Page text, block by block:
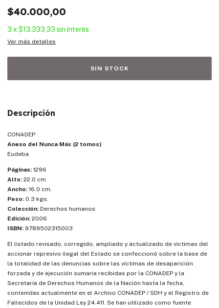
$40.000,00
3 x $13.333,33 sin interés
Ver más detalles
Descripción
CONADEP
Anexo del Nunca Más (2 tomos)
Eudeba
Páginas: 1296
Alto: 22.0 cm.
Ancho: 16.0 cm.
Peso: 0.3 kgs.
Colección: Derechos humanos
Edición: 2006
ISBN: 9789502315003
El listado revisado, corregido, ampliado y actualizado de víctimas del
accionar represivo ilegal del Estado se confeccionó sobre la base de
la totalidad de las denuncias sobre las víctimas de desaparición
forzada y de ejecución sumaria recibidas por la CONADEP y la
Secretaría de Derechos Humanos de la Nación hasta la fecha,
contenidas actualmente en el Archivo CONADEP / SDH y el Registro de
Fallecidos de la Unidad Ley 24.411. Se han utilizado como fuente